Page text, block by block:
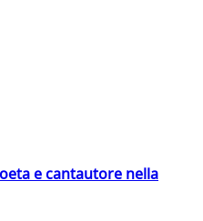
e cantautore nella